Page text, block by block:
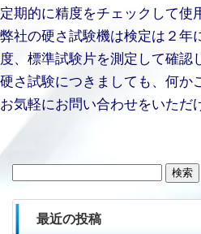
定期的に精度をチェックして使
弊社の硬さ試験機は検定は２年
度、標準試験片を測定して確認
硬さ試験につきましても、何か
お気軽にお問い合わせをいただ
最近の投稿